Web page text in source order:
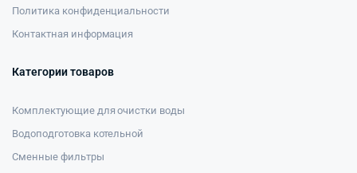
Политика конфиденциальности
Контактная информация
Категории товаров
Комплектующие для очистки воды
Водоподготовка котельной
Сменные фильтры